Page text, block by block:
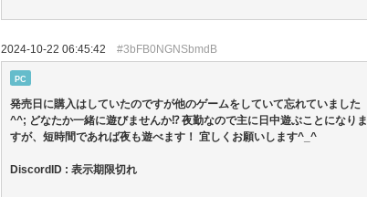
2024-10-22 06:45:42 #3bFB0NGNSbmdB
PC
発売日に購入はしていたのですが他のゲームをしていて忘れていました
^^; どなたか一緒に遊びませんか⁉︎ 夜勤なので主に日中遊ぶことになりま
すが、短時間であれば夜も遊べます！ 宜しくお願いします^_^
DiscordID : 表示期限切れ